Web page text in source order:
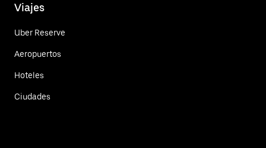
Viajes
Uber Reserve
Aeropuertos
Hoteles
Ciudades